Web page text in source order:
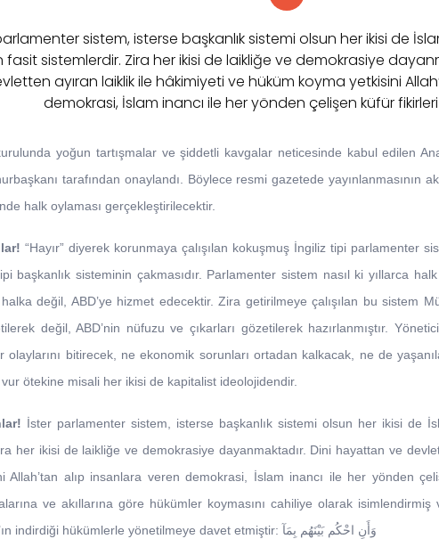
sistem, isterse başkanlık sistemi olsun her ikisi de
fasit sistemlerdir. Zira her ikisi de laikliğe ve demokrasiye
ayıran laiklik ile hâkimiyeti ve hüküm koyma yetkisini
demokrasi, İslam inancı ile her yönden çelişen küfür
yoğun tartışmalar ve şiddetli kavgalar neticesinde kabul edilen
tarafından onaylandı. Böylece resmi gazetede yayınlanmasının
halk oylaması gerçekleştirilecektir.
“Hayır” diyerek korunmaya çalışılan kokuşmuş İngiliz tipi parlamenter
başkanlık sisteminin çakmasıdır. Parlamenter sistem nasıl ki yıllarca
değil, ABD’ye hizmet edecektir. Zira getirilmeye çalışılan bu sistem
değil, ABD’nin nüfuzu ve çıkarları gözetilerek hazırlanmıştır.
olaylarını bitirecek, ne ekonomik sorunları ortadan kalkacak, ne de
ötekine misali her ikisi de kapitalist ideolojidendir.
İster parlamenter sistem, isterse başkanlık sistemi olsun her ikisi de
her ikisi de laikliğe ve demokrasiye dayanmaktadır. Dini hayattan ve
Allah’tan alıp insanlara veren demokrasi, İslam inancı ile her yönden
ve akıllarına göre hükümler koymasını cahiliye olarak
reddedip Allah’ın indirdiği hükümlerle yönetilmeye davet etmiştir: وَأَنِ احْكُم بَيْنَهُم بِمَآ